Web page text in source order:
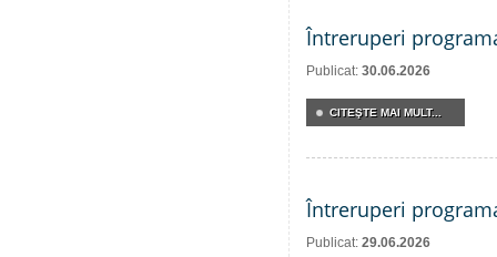
Întreruperi
Publicat: 30.06.2026
CITEŞTE MAI MULT...
Întreruperi
Publicat: 29.06.2026